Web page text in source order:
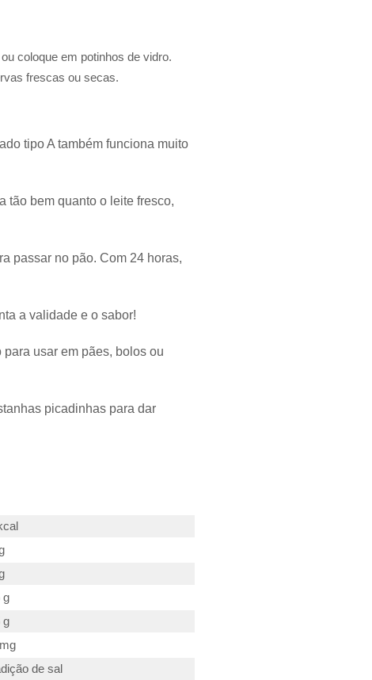
coloque em potinhos de vidro.
frescas ou secas.
tipo A também funciona muito
tão bem quanto o leite fresco,
passar no pão. Com 24 horas,
a validade e o sabor!
usar em pães, bolos ou
picadinhas para dar
g
g
de sal